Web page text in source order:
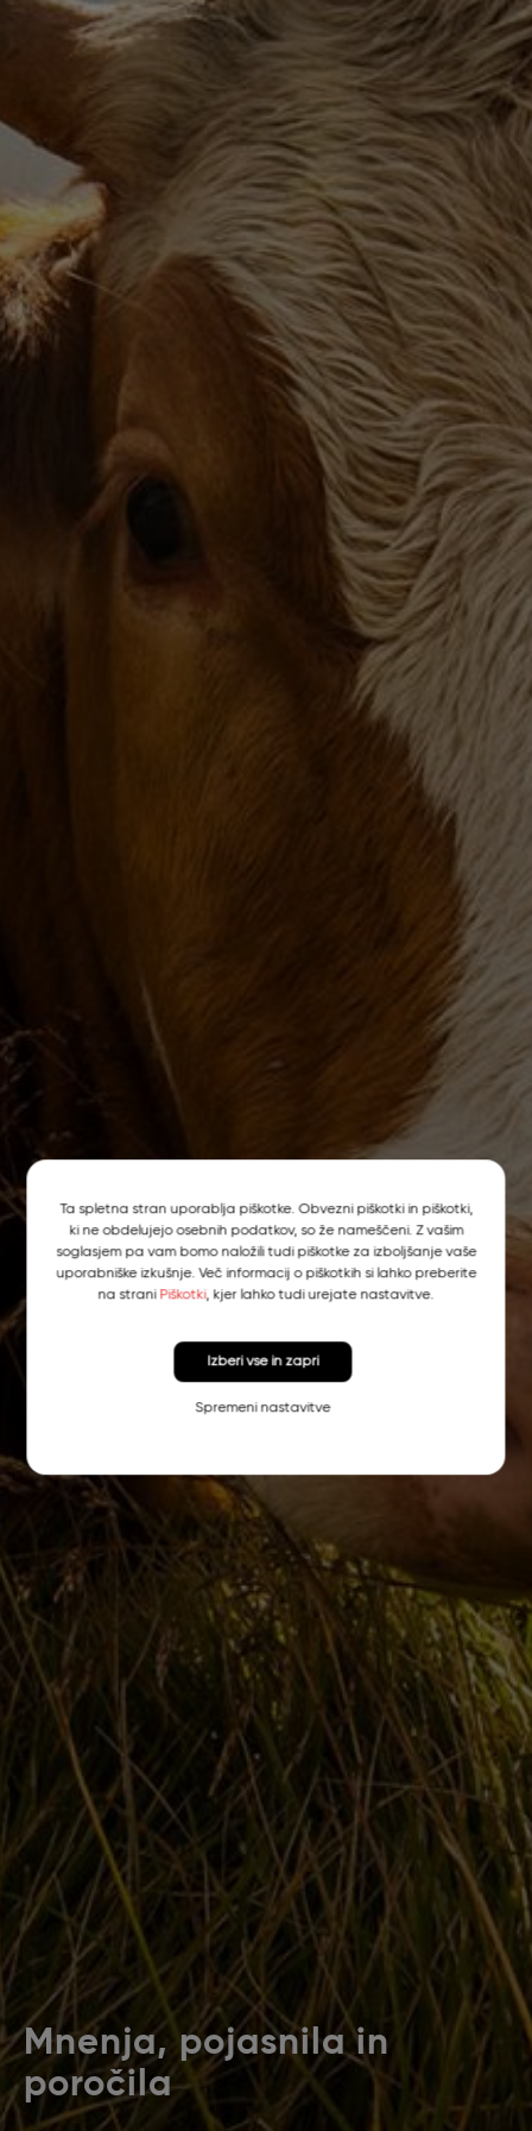
Mnenja, pojasnila in
poročila
Ta spletna stran uporablja piškotke. Obvezni piškotki in piškotki,
ki ne obdelujejo osebnih podatkov, so že nameščeni. Z vašim
soglasjem pa vam bomo naložili tudi piškotke za izboljšanje vaše
uporabniške izkušnje. Več informacij o piškotkih si lahko preberite
na strani Piškotki, kjer lahko tudi urejate nastavitve.
Spremeni nastavitve
Izberi vse in zapri